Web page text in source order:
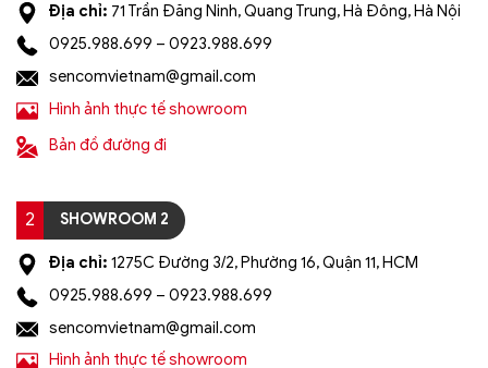
Địa chỉ: 71 Trần Đăng Ninh, Quang Trung, Hà Đông, Hà Nội
0925.988.699 – 0923.988.699
sencomvietnam@gmail.com
Hình ảnh thực tế showroom
Bản đồ đường đi
2 SHOWROOM 2
Địa chỉ: 1275C Đường 3/2, Phường 16, Quận 11, HCM
0925.988.699 – 0923.988.699
sencomvietnam@gmail.com
Hình ảnh thực tế showroom